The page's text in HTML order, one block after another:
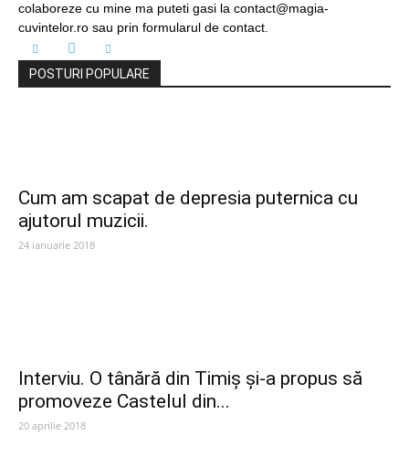
colaboreze cu mine ma puteti gasi la contact@magia-
cuvintelor.ro sau prin formularul de contact.
POSTURI POPULARE
Cum am scapat de depresia puternica cu
ajutorul muzicii.
24 ianuarie 2018
Interviu. O tânără din Timiș și-a propus să
promoveze Castelul din...
20 aprilie 2018